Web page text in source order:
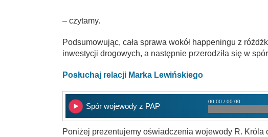
– czytamy.
Podsumowując, cała sprawa wokół happeningu z
inwestycji drogowych, a następnie przerodziła się w
Posłuchaj relacji Marka Lewińskiego
Spór wojewody z PAP
00:00 / 00:00
Poniżej prezentujemy oświadczenia wojewody R. Króla